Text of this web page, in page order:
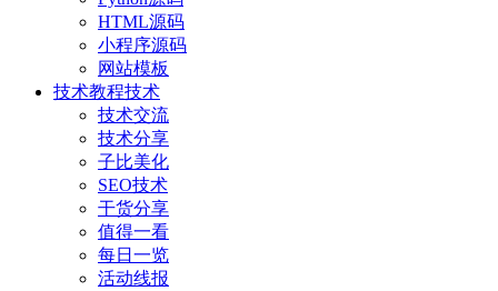
HTML源码
小程序源码
网站模板
技术教程技术
技术交流
技术分享
子比美化
SEO技术
干货分享
值得一看
每日一览
活动线报